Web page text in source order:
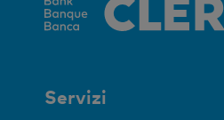
Servizi